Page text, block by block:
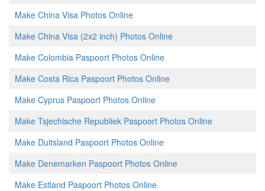
Make China Visa Photos Online
Make China Visa (2x2 inch) Photos Online
Make Colombia Paspoort Photos Online
Make Costa Rica Paspoort Photos Online
Make Cyprus Paspoort Photos Online
Make Tsjechische Republiek Paspoort Photos Online
Make Duitsland Paspoort Photos Online
Make Denemarken Paspoort Photos Online
Make Estland Paspoort Photos Online